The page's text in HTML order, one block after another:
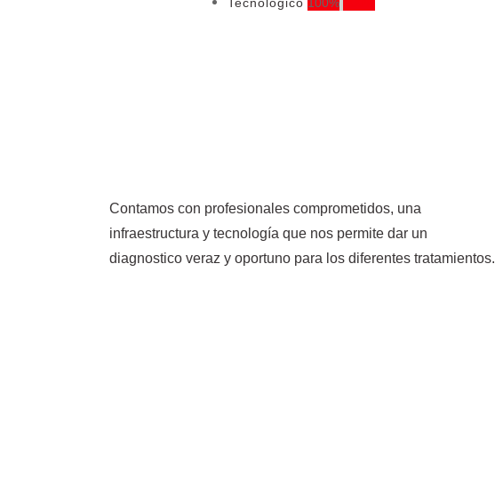
Contamos con profesionales comprometidos, una
infraestructura y tecnología que nos permite dar un
diagnostico veraz y oportuno para los diferentes tratamientos.